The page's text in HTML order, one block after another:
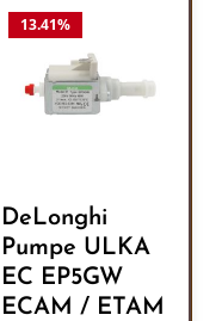
13.41%
DeLonghi
Pumpe ULKA
EC EP5GW
ECAM / ETAM